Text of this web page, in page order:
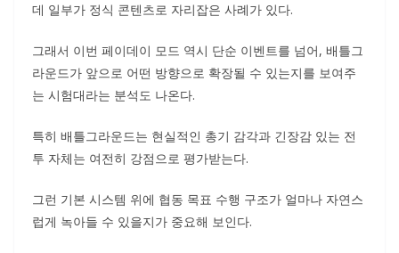
데 일부가 정식 콘텐츠로 자리잡은 사례가 있다.
그래서 이번 페이데이 모드 역시 단순 이벤트를 넘어, 배틀그
라운드가 앞으로 어떤 방향으로 확장될 수 있는지를 보여주
는 시험대라는 분석도 나온다.
특히 배틀그라운드는 현실적인 총기 감각과 긴장감 있는 전
투 자체는 여전히 강점으로 평가받는다.
그런 기본 시스템 위에 협동 목표 수행 구조가 얼마나 자연스
럽게 녹아들 수 있을지가 중요해 보인다.